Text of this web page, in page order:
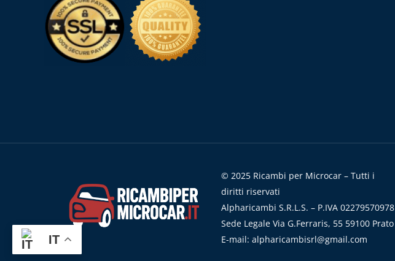
© 2025 Ricambi per Microcar – Tutti i
diritti riservati
Alpharicambi S.R.L.S. – P.IVA 02279570978
Sede Legale Via G.Ferraris, 55 59100 Prato
E-mail: alpharicambisrl@gmail.com
IT